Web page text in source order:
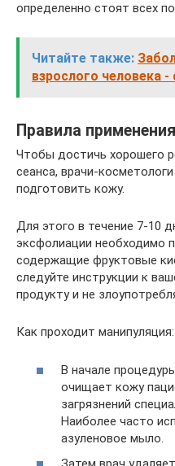
определенно стоят всех
Читайте также:
взрослого человека
Правила применения
Чтобы достичь хорошего
сеанса, врачи-
подготовить кожу.
Для этого в течение 7-10
эксфолиации необходимо
содержащие фруктовые
следуйте инструкции к
продукту и не
Как проходит манипуляция:
В начале
очищает кожу
загрязнений
Наиболее часто
азуленовое мыло.